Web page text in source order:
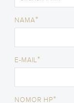
NAMA*
E-MAIL*
NOMOR HP*